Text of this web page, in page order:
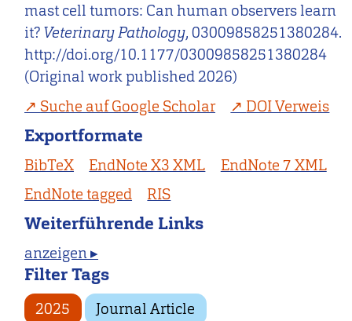
mast cell tumors: Can human observers learn
it? Veterinary Pathology, 03009858251380284.
http://doi.org/10.1177/03009858251380284
(Original work published 2026)
Suche auf Google Scholar
DOI Verweis
Exportformate
BibTeX EndNote X3 XML
EndNote 7 XML
EndNote tagged
RIS
Weiterführende Links
anzeigen ▸
Filter Tags
2025 Journal Article